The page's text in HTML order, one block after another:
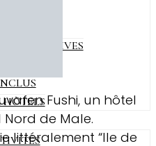
AUX MALDIVES
Fushi, un hôtel
Nord de Male.
littéralement “Ile de